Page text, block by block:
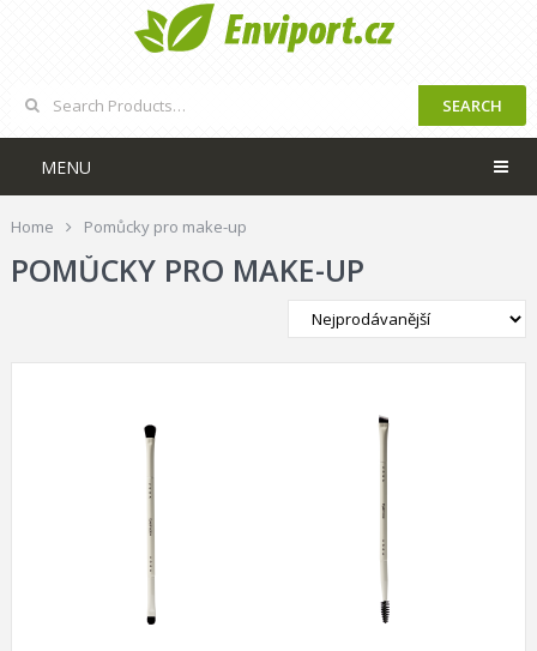
SEARCH
MENU
Home Pomůcky pro make-up
POMŮCKY PRO MAKE-UP